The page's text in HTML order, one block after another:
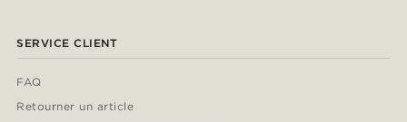
SERVICE CLIENT
FAQ
Retourner un article